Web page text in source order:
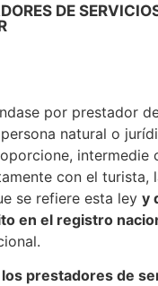
DE
por prestador
natural o
intermedie
con el turista,
se refiere esta ley y
en el registro
prestadores de